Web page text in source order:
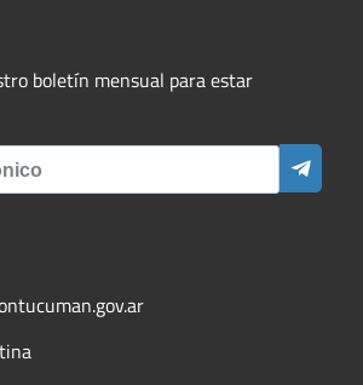
boletín mensual para estar